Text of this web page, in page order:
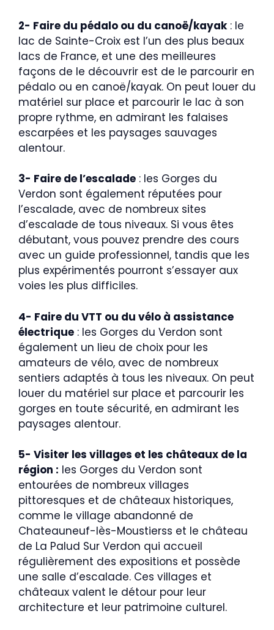
2- Faire du pédalo ou du canoë/kayak: le
lac de Sainte-Croix est l’un des plus beaux
lacs de France, et une des meilleures
façons de le découvrir est de le parcourir en
pédalo ou en canoë/kayak. On peut louer du
matériel sur place et parcourir le lac à son
propre rythme, en admirant les falaises
escarpées et les paysages sauvages
alentour.
3- Faire de l’escalade : les Gorges du
Verdon sont également réputées pour
l’escalade, avec de nombreux sites
d’escalade de tous niveaux. Si vous êtes
débutant, vous pouvez prendre des cours
avec un guide professionnel, tandis que les
plus expérimentés pourront s’essayer aux
voies les plus difficiles.
4- Faire du VTT ou du vélo à assistance
électrique : les Gorges du Verdon sont
également un lieu de choix pour les
amateurs de vélo, avec de nombreux
sentiers adaptés à tous les niveaux. On peut
louer du matériel sur place et parcourir les
gorges en toute sécurité, en admirant les
paysages alentour.
5- Visiter les villages et les châteaux de la
région : les Gorges du Verdon sont
entourées de nombreux villages
pittoresques et de châteaux historiques,
comme le village abandonné de
Chateauneuf-lès-Moustierss et le château
de La Palud Sur Verdon qui accueil
régulièrement des expositions et possède
une salle d’escalade. Ces villages et
châteaux valent le détour pour leur
architecture et leur patrimoine culturel.